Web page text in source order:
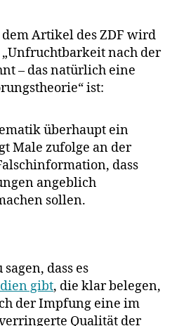
Artikel des ZDF wird
„Unfruchtbarkeit nach der
– das natürlich eine
ist:
überhaupt ein
Male zufolge an der
dass
angeblich
sollen.
dass es
gibt, die klar belegen,
der Impfung eine im
Qualität der